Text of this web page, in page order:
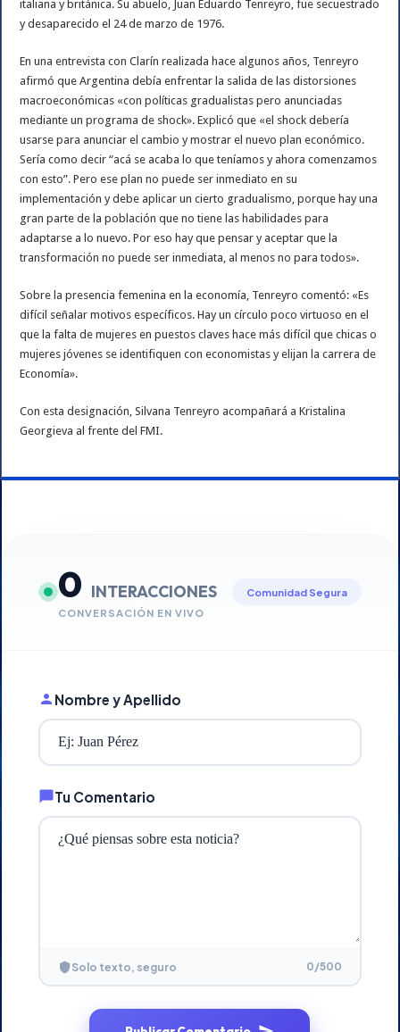
italiana y británica. Su abuelo, Juan Eduardo Tenreyro, fue secuestrado
y desaparecido el 24 de marzo de 1976.
En una entrevista con Clarín realizada hace algunos años, Tenreyro
afirmó que Argentina debía enfrentar la salida de las distorsiones
macroeconómicas «con políticas gradualistas pero anunciadas
mediante un programa de shock». Explicó que «el shock debería
usarse para anunciar el cambio y mostrar el nuevo plan económico.
Sería como decir “acá se acaba lo que teníamos y ahora comenzamos
con esto”. Pero ese plan no puede ser inmediato en su
implementación y debe aplicar un cierto gradualismo, porque hay una
gran parte de la población que no tiene las habilidades para
adaptarse a lo nuevo. Por eso hay que pensar y aceptar que la
transformación no puede ser inmediata, al menos no para todos».
Sobre la presencia femenina en la economía, Tenreyro comentó: «Es
difícil señalar motivos específicos. Hay un círculo poco virtuoso en el
que la falta de mujeres en puestos claves hace más difícil que chicas o
mujeres jóvenes se identifiquen con economistas y elijan la carrera de
Economía».
Con esta designación, Silvana Tenreyro acompañará a Kristalina
Georgieva al frente del FMI.
0 INTERACCIONES
CONVERSACIÓN EN VIVO
Comunidad Segura
Nombre y Apellido
Tu Comentario
Solo texto, seguro 0/500